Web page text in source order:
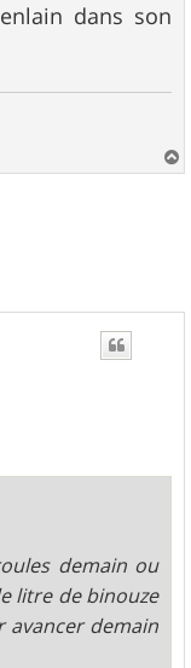
dans son
a
demain ou
litre de binouze
demain